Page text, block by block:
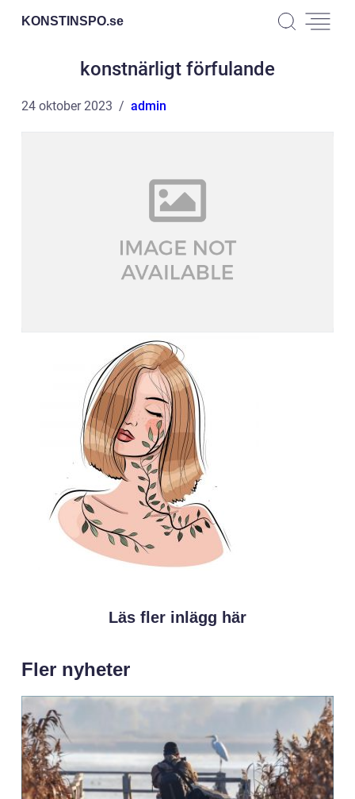
KONSTINSPO.se
konstnärligt förfulande
24 oktober 2023 admin
Läs fler inlägg här
Fler nyheter